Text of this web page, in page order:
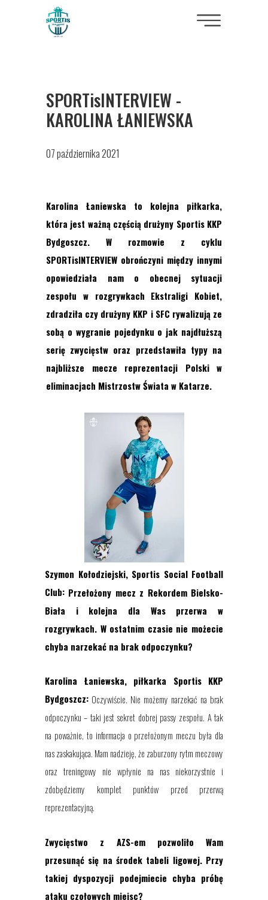
Szymon Kołodziejski, Sportis Social Football
Club: Przełożony mecz z Rekordem Bielsko-
Biała i kolejna dla Was przerwa w
rozgrywkach. W ostatnim czasie nie możecie
chyba narzekać na brak odpoczynku?
Karolina Łaniewska, piłkarka Sportis KKP
Bydgoszcz: Oczywiście. Nie możemy narzekać na brak
odpoczynku – taki jest sekret dobrej passy zespołu. A tak
na poważnie, to informacja o przełożonym meczu była dla
nas zaskakująca. Mam nadzieję, że zaburzony rytm meczowy
oraz treningowy nie wpłynie na nas niekorzystnie i
zdobędziemy komplet punktów przed przerwą
reprezentacyjną.
Zwycięstwo z AZS-em pozwoliło Wam
przesunąć się na środek tabeli ligowej. Przy
takiej dyspozycji podejmiecie chyba próbę
ataku czołowych miejsc?
07 października 2021
SPORTisINTERVIEW -
KAROLINA ŁANIEWSKA
Karolina Łaniewska to kolejna piłkarka,
która jest ważną częścią drużyny Sportis KKP
Bydgoszcz. W rozmowie z cyklu
SPORTisINTERVIEW obrończyni między innymi
opowiedziała nam o obecnej sytuacji
zespołu w rozgrywkach Ekstraligi Kobiet,
zdradziła czy drużyny KKP i SFC rywalizują ze
sobą o wygranie pojedynku o jak najdłuższą
serię zwycięstw oraz przedstawiła typy na
najbliższe mecze reprezentacji Polski w
eliminacjach Mistrzostw Świata w Katarze.